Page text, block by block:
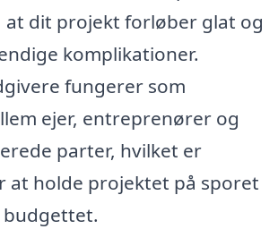
at dit projekt forløber glat og
komplikationer.
fungerer som
ejer, entreprenører og
parter, hvilket er
at holde projektet på sporet